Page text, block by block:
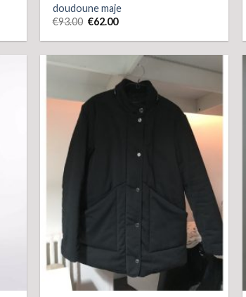
doudoune maje
€93.00 €62.00